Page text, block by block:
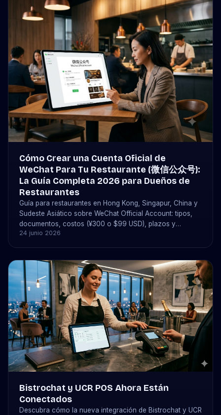
Cómo Crear una Cuenta Oficial de
WeChat Para Tu Restaurante (微信公众号):
La Guía Completa 2026 para Dueños de
Restaurantes
Guía para restaurantes en Hong Kong, Singapur, China y
Sudeste Asiático sobre WeChat Official Account: tipos,
documentos, costos (¥300 o $99 USD), plazos y
reservas con bistrochat.
24 junio 2026
Bistrochat y UCR POS Ahora Están
Conectados
Descubra cómo la nueva integración de Bistrochat y UCR